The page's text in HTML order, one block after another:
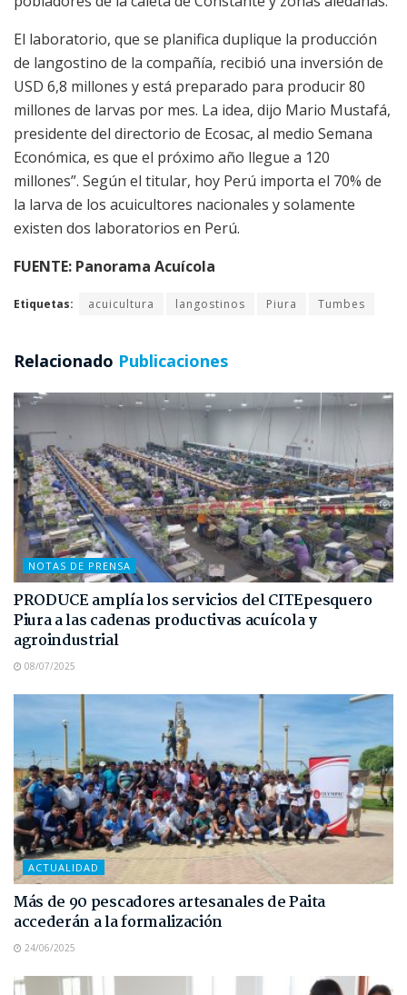
El laboratorio, que se planifica duplique la producción
de langostino de la compañía, recibió una inversión de
USD 6,8 millones y está preparado para producir 80
millones de larvas por mes. La idea, dijo Mario Mustafá,
presidente del directorio de Ecosac, al medio Semana
Económica, es que el próximo año llegue a 120
millones”. Según el titular, hoy Perú importa el 70% de
la larva de los acuicultores nacionales y solamente
existen dos laboratorios en Perú.
FUENTE: Panorama Acuícola
Etiquetas: acuicultura langostinos Piura Tumbes
Relacionado Publicaciones
NOTAS DE PRENSA
PRODUCE amplía los servicios del CITEpesquero
Piura a las cadenas productivas acuícola y
agroindustrial
08/07/2025
ACTUALIDAD
Más de 90 pescadores artesanales de Paita
accederán a la formalización
24/06/2025